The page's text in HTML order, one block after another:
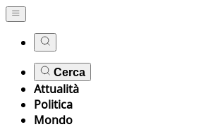
Cerca
Attualità
Politica
Mondo